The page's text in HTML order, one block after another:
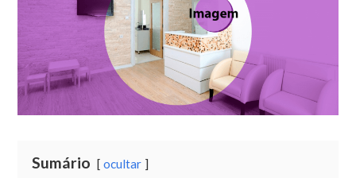
Sumário ocultar